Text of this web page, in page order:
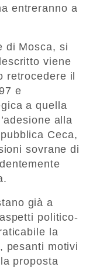
entreranno a
di Mosca, si
viene
retrocedere il
e
a quella
alla
Ceca,
sovrane di
già a
politico-
la
pesanti motivi
proposta